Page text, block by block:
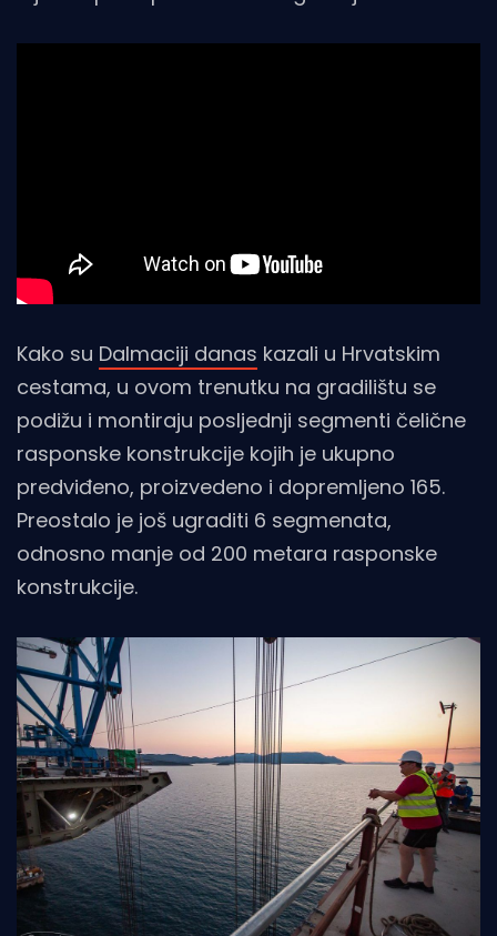
Kako su Dalmaciji danas kazali u Hrvatskim
cestama, u ovom trenutku na gradilištu se
podižu i montiraju posljednji segmenti čelične
rasponske konstrukcije kojih je ukupno
predviđeno, proizvedeno i dopremljeno 165.
Preostalo je još ugraditi 6 segmenata,
odnosno manje od 200 metara rasponske
konstrukcije.